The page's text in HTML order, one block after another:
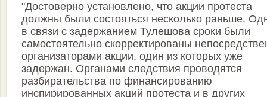
"Достоверно установлено, что акции протеста
должны были состояться несколько раньше.
в связи с задержанием Тулешова сроки были
самостоятельно скорректированы
организаторами акции, один из которых уже
задержан. Органами следствия проводятся
разбирательства по финансированию
инспирированных акций протеста и в других